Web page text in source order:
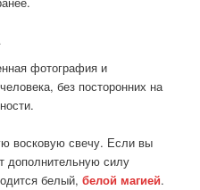
фотография и
без посторонних на
восковую свечу. Если вы
дополнительную силу
белый,белой магией.